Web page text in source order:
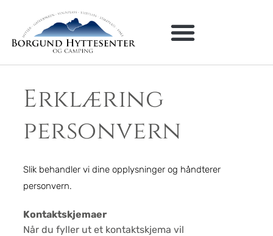
Erklæring
personvern
Slik behandler vi dine opplysninger og håndterer
personvern.
Kontaktskjemaer
Når du fyller ut et kontaktskjema vil